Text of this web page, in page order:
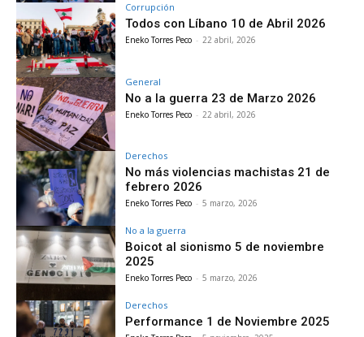
Corrupción
Todos con Líbano 10 de Abril 2026
Eneko Torres Peco - 22 abril, 2026
General
No a la guerra 23 de Marzo 2026
Eneko Torres Peco - 22 abril, 2026
Derechos
No más violencias machistas 21 de
febrero 2026
Eneko Torres Peco - 5 marzo, 2026
No a la guerra
Boicot al sionismo 5 de noviembre
2025
Eneko Torres Peco - 5 marzo, 2026
Derechos
Performance 1 de Noviembre 2025